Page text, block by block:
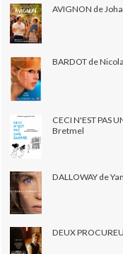
AVIGNON de
BARDOT de
CECI N'EST PAS
Bretmel
DALLOWAY de
DEUX